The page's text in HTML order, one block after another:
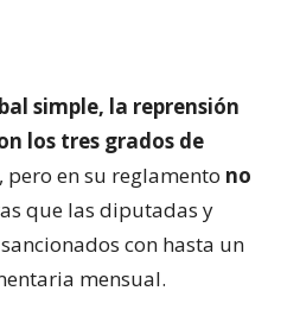
simple, la reprensión
los tres grados de
, pero en su reglamento no
que las diputadas y
con hasta un
mensual.